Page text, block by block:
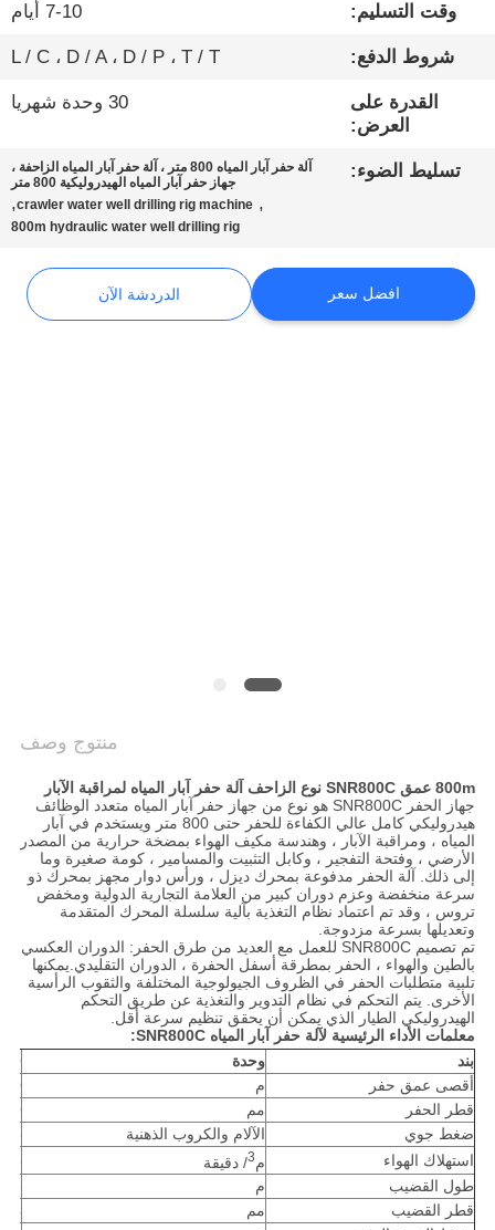
مراقبة
الجودة
اتصل
الدردشة
الآن
وقت التسليم: 7-10 أيام
شروط الدفع: L / C ، D / A ، D / P ، T / T
القدرة على
العرض:
30 وحدة شهريا
تسليط الضوء:
آلة حفر آبار المياه 800 متر ، آلة حفر آبار المياه الزاحفة ،
جهاز حفر آبار المياه الهيدروليكية 800 متر
,
crawler water well drilling rig machine
,
800m hydraulic water well drilling rig
افضل سعر الدردشة الآن
منتوج وصف
800m عمق SNR800C نوع الزاحف آلة حفر آبار المياه لمراقبة الآبار
جهاز الحفر SNR800C هو نوع من جهاز حفر آبار المياه متعدد الوظائف
هيدروليكي كامل عالي الكفاءة للحفر حتى 800 متر ويستخدم في آبار
المياه ، ومراقبة الآبار ، وهندسة مكيف الهواء بمضخة حرارية من المصدر
الأرضي ، وفتحة التفجير ، وكابل التثبيت والمسامير ، كومة صغيرة وما
إلى ذلك. آلة الحفر مدفوعة بمحرك ديزل ، ورأس دوار مجهز بمحرك ذو
سرعة منخفضة وعزم دوران كبير من العلامة التجارية الدولية ومخفض
تروس ، وقد تم اعتماد نظام التغذية بآلية سلسلة المحرك المتقدمة
وتعديلها بسرعة مزدوجة.
تم تصميم SNR800C للعمل مع العديد من طرق الحفر: الدوران العكسي
بالطين والهواء ، الحفر بمطرقة أسفل الحفرة ، الدوران التقليدي.يمكنها
تلبية متطلبات الحفر في الظروف الجيولوجية المختلفة والثقوب الرأسية
الأخرى. يتم التحكم في نظام التدوير والتغذية عن طريق التحكم
الهيدروليكي الطيار الذي يمكن أن يحقق تنظيم سرعة أقل.
معلمات الأداء الرئيسية لآلة حفر آبار المياه SNR800C:
بند
وحدة
أقصى عمق حفر
م
قطر الحفر
مم
ضغط جوي
الآلام والكروب الذهنية
استهلاك الهواء
م3/ دقيقة
طول القضيب
م
قطر القضيب
مم